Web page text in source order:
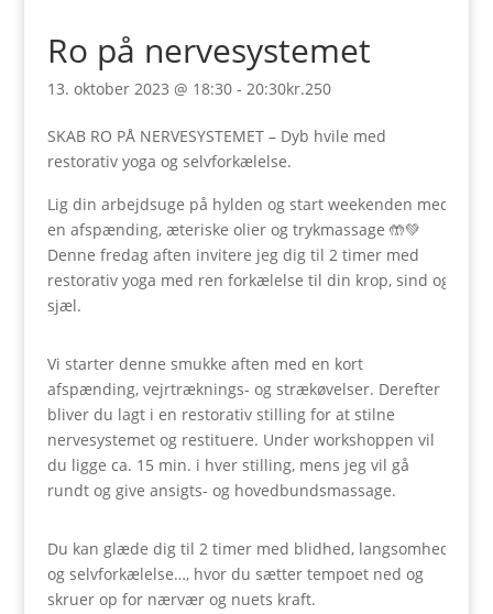
Ro på nervesystemet
13. oktober 2023 @ 18:30- 20:30kr.250
SKAB RO PÅ NERVESYSTEMET – Dyb hvile med
restorativ yoga og selvforkælelse.
Lig din arbejdsuge på hylden og start weekenden med
en afspænding, æteriske olier og trykmassage 🤲💚
Denne fredag aften invitere jeg dig til 2 timer med
restorativ yoga med ren forkælelse til din krop, sind og
sjæl.
Vi starter denne smukke aften med en kort
afspænding, vejrtræknings- og strækøvelser. Derefter
bliver du lagt i en restorativ stilling for at stilne
nervesystemet og restituere. Under workshoppen vil
du ligge ca. 15 min. i hver stilling, mens jeg vil gå
rundt og give ansigts- og hovedbundsmassage.
Du kan glæde dig til 2 timer med blidhed, langsomhed
og selvforkælelse…, hvor du sætter tempoet ned og
skruer op for nærvær og nuets kraft.